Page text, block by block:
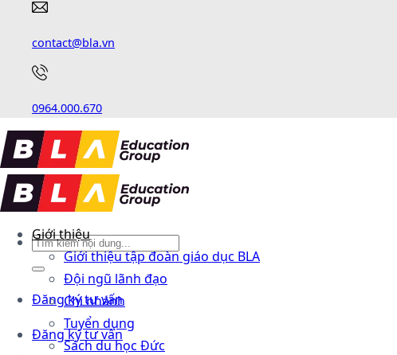
contact@bla.vn
0964.000.670
Đăng ký tư vấn
Đăng ký tư vấn
Giới thiệu
Giới thiệu tập đoàn giáo dục BLA
Đội ngũ lãnh đạo
Chi nhánh
Tuyển dụng
Sách du học Đức